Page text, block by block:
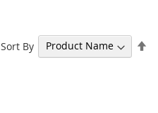
Sort By